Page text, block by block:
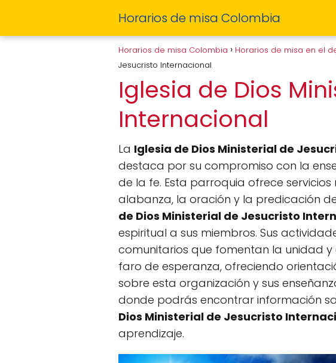
Horarios de misa Colombia
Horarios de misa Colombia Horarios de misa en el
Jesucristo Internacional
Iglesia de Dios
Internacional
La Iglesia de Dios Ministerial de
destaca por su compromiso con la
de la fe. Esta parroquia ofrece
alabanza, la oración y la predicación
de Dios Ministerial de Jesucristo
espiritual a sus miembros. Sus
comunitarios que fomentan la unidad y
faro de esperanza, ofreciendo
sobre esta organización y sus
donde podrás encontrar información
Dios Ministerial de Jesucristo
aprendizaje.